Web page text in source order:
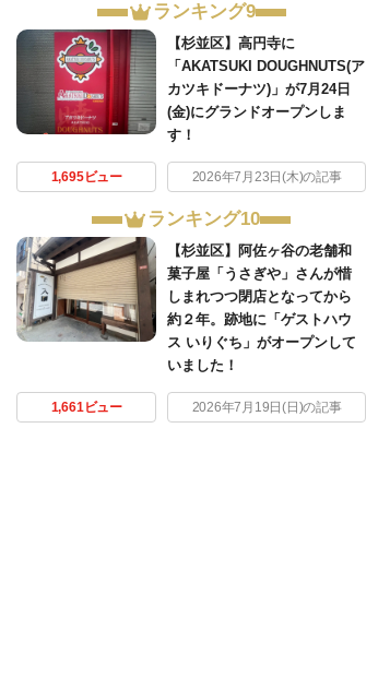
ランキング9
【杉並区】高円寺に
「AKATSUKI DOUGHNUTS(ア
カツキドーナツ)」が7月24日
(金)にグランドオープンしま
す！
1,695ビュー 2026年7月23日(木)の記事
ランキング10
【杉並区】阿佐ヶ谷の老舗和
菓子屋「うさぎや」さんが惜
しまれつつ閉店となってから
約２年。跡地に「ゲストハウ
ス いりぐち」がオープンして
いました！
1,661ビュー 2026年7月19日(日)の記事